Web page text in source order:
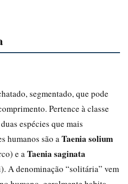
segmentado, que pode
Pertence à classe
espécies que mais
humanos são a Taenia solium
e a Taenia saginata
A denominação “solitária” vem